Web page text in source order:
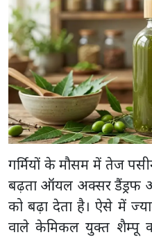
गर्मियों के मौसम में तेज
बढ़ता ऑयल अक्सर डैंड्रफ
को बढ़ा देता है। ऐसे में
वाले केमिकल युक्त शैम्पू